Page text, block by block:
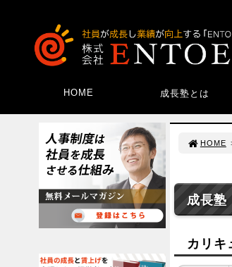
HOME 成長塾とは
HOME
成長
カリキ